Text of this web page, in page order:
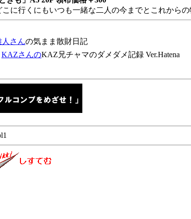
に行くにもいつも一緒な二人の今までとこれから
さんの気まま散財日記
KAZさんのKAZ兄チャマのダメダメ記録 Ver.Hatena